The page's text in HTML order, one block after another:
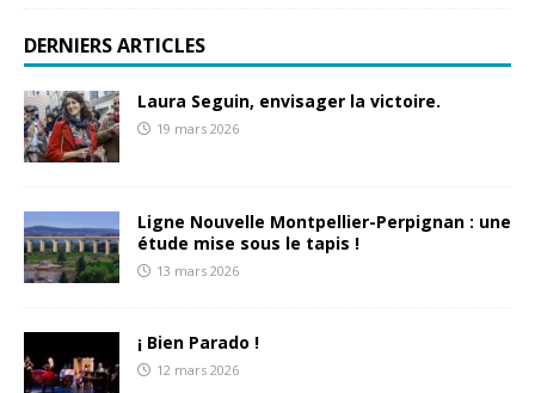
DERNIERS ARTICLES
Laura Seguin, envisager la victoire.
19 mars 2026
Ligne Nouvelle Montpellier-Perpignan : une
étude mise sous le tapis !
13 mars 2026
¡ Bien Parado !
12 mars 2026